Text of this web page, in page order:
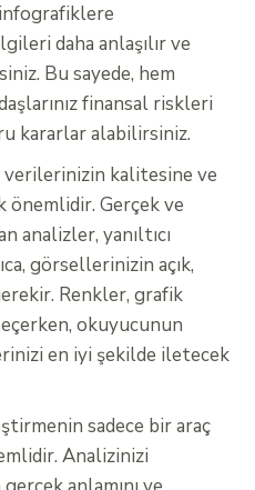
daha anlaşılır ve
Bu sayede, hem
finansal riskleri
kararlar alabilirsiniz.
kalitesine ve
Gerçek ve
analizler, yanıltıcı
görsellerinizin açık,
Renkler, grafik
okuyucunun
en iyi şekilde iletecek
sadece bir araç
Analizinizi